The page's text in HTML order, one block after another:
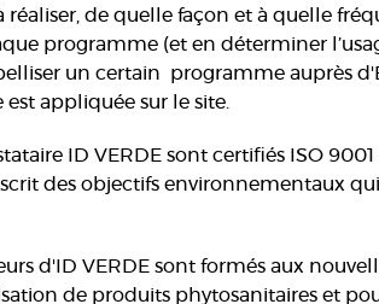
réaliser, de quelle façon et à quelle
programme (et en déterminer
un certain programme auprès
appliquée sur le site.
ID VERDE sont certifiés ISO
des objectifs environnementaux
d'ID VERDE sont formés aux
de produits phytosanitaires et